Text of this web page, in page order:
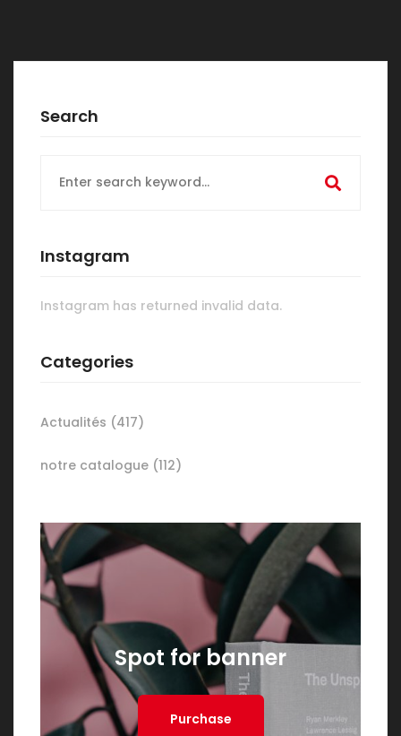
Search
for:
Instagram
Instagram has returned invalid data.
Categories
Actualités (417)
notre catalogue (112)
Spot for banner
Purchase